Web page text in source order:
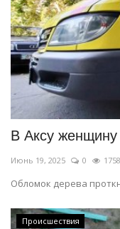
В Аксу
Июнь 19, 2025 0 1758
Обломок дерева
Происшествия